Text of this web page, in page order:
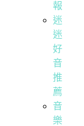
報
迷
迷
好
音
推
薦
音
樂